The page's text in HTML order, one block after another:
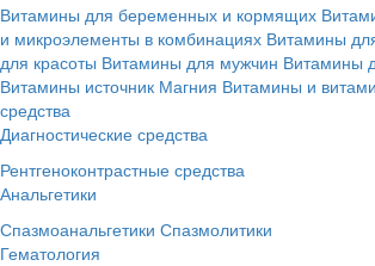
Витамины для беременных и кормящих
и микроэлементы в комбинациях Витамины
для красоты Витамины для мужчин Витамины
Витамины источник Магния Витамины и
средства
Диагностические средства
Рентгеноконтрастные средства
Анальгетики
Спазмоанальгетики Спазмолитики
Гематология